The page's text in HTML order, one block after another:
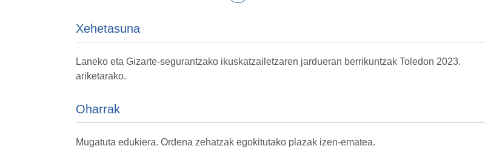
Xehetasuna
Laneko eta Gizarte-segurantzako ikuskatzailetzaren jardueran berrikuntzak Toledon 2023.
ariketarako.
Oharrak
Mugatuta edukiera. Ordena zehatzak egokitutako plazak izen-ematea.